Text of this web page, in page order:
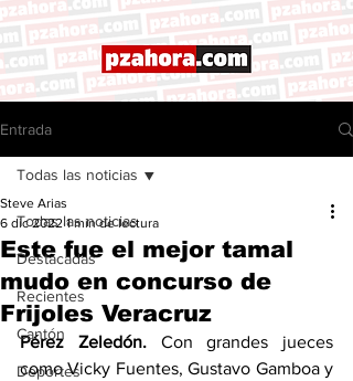
Entrada
Todas las noticias
Destacadas
Recientes
Cantón
Deportes
Todas las noticias
Este fue el mejor tamal
mudo en concurso de
Frijoles Veracruz
Steve Arias
6 dic 2022 1 min de lectura
Pérez Zeledón. Con grandes jueces
como Vicky Fuentes, Gustavo Gamboa y